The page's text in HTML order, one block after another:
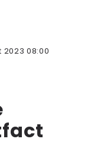
2023 08:00